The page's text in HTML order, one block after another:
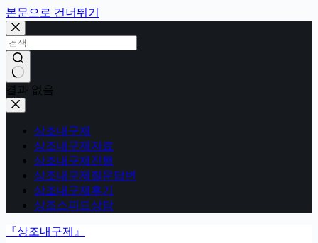
본문으로 건너뛰기
결과 없음
상조내구제
상조내구제자료
상조내구제진행
상조내구제질문답변
상조내구제후기
상조스피드상담
『상조내구제』